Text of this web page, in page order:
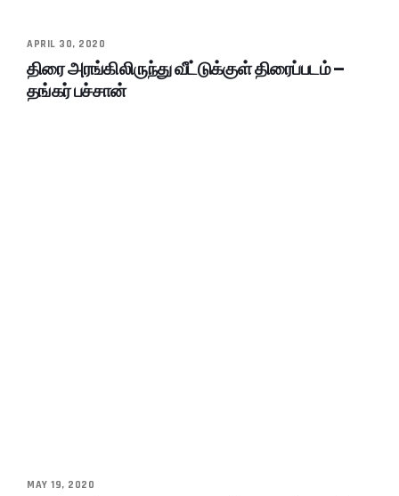
APRIL 30, 2020
திரை அரங்கிலிருந்து வீட்டுக்குள் திரைப்படம் –
தங்கர் பச்சான்
MAY 19, 2020